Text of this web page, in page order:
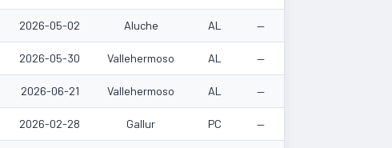
2026-05-02 Aluche AL —
2026-05-30 Vallehermoso AL —
2026-06-21 Vallehermoso AL —
2026-02-28 Gallur PC —